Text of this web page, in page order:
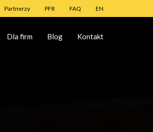
Partnerzy PFR FAQ EN
Dla firm Blog Kontakt